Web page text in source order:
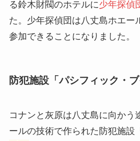
る鈴木財閥のホテルに少年探偵
た。少年探偵団は八丈島ホエー
参加できることになりました。
防犯施設「パシフィック・ブ
コナンと灰原は八丈島に向かう
ールの技術で作られた防犯施設